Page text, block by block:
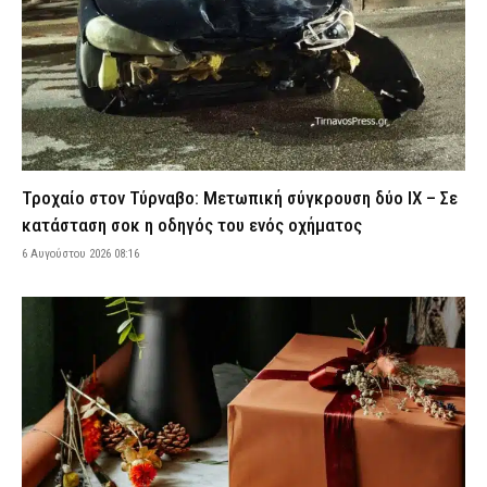
ΑΣΤΥΝΟΜΙΑ 5 Αυγούστου 2026 23:43
Ρέθυμνο: Φωτιά που ξεκίνησε από σταθμευμένο όχημα
κατέστρεψε τρία αυτοκίνητα – Εξετάζεται βραχυκύκλωμα
ΕΙΔΗΣΕΙΣ 5 Αυγούστου 2026 23:29
Σύμη: Σε Γερμανό τουρίστα που είχε χαθεί με άλλους επτά
ανήκει η σορός που εντοπίστηκε
5 Αυγούστου 2026 23:14
Βόλος: Φωτιά ξέσπασε στα Αϊβαλιώτικα – Ισχυρές
πυροσβεστικές δυνάμεις επιχειρούν στο σημείο
ΕΙΔΗΣΕΙΣ 5 Αυγούστου 2026 23:00
Σοκαριστικό βίντεο από την Ταϊλάνδη: Κεραυνός σκότωσε
24χρονο ποδοσφαιριστή κατά τη διάρκεια αγώνα
5 Αυγούστου 2026 22:53
Ψάθα: Αυτός είναι ο Έλληνας χειριστής που σκοτώθηκε από τη
σύγκρουση ελικοπτέρων – Μια ημέρα πριν επιχειρούσε στον
τόπο καταγωγής του
ΕΙΔΗΣΕΙΣ 5 Αυγούστου 2026 22:38
Τροχαίο στον Τύρναβο: Μετωπική σύγκρουση δύο ΙΧ – Σε
κατάσταση σοκ η οδηγός του ενός οχήματος
6 Αυγούστου 2026 08:16